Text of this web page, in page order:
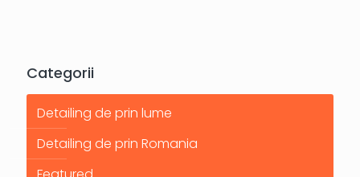
Categorii
Detailing de prin lume
Detailing de prin Romania